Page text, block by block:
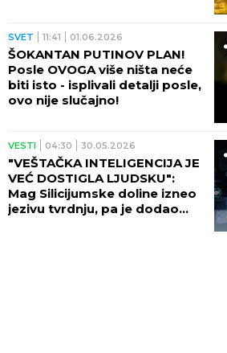
SVET 11:41 01.06.2026
ŠOKANTAN PUTINOV PLAN!
Posle OVOGA više ništa neće
biti isto - isplivali detalji posle,
ovo nije slučajno!
VESTI 04:30 30.05.2026
"VEŠTAČKA INTELIGENCIJA JE
VEĆ DOSTIGLA LJUDSKU":
Mag Silicijumske doline izneo
jezivu tvrdnju, pa je dodao